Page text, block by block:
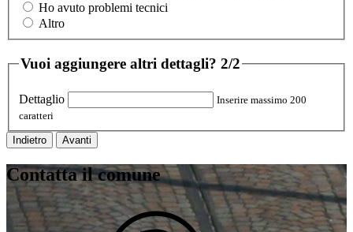
Ho avuto problemi tecnici
Altro
Vuoi aggiungere altri dettagli? 2/2
Dettaglio
Inserire massimo 200
caratteri
Indietro Avanti
Contatta il comune